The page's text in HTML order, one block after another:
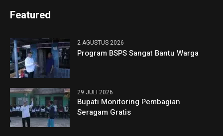
Featured
2 AGUSTUS 2026
Program BSPS Sangat Bantu Warga
29 JULI 2026
Bupati Monitoring Pembagian
Seragam Gratis